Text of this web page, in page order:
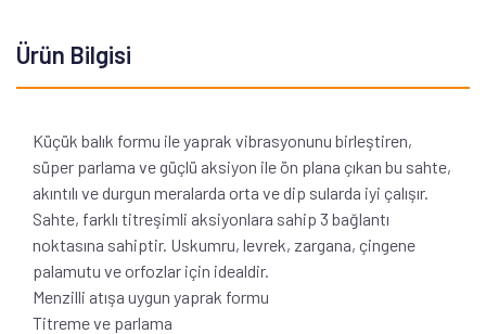
Ürün Bilgisi
Küçük balık formu ile yaprak vibrasyonunu birleştiren,
süper parlama ve güçlü aksiyon ile ön plana çıkan bu sahte,
akıntılı ve durgun meralarda orta ve dip sularda iyi çalışır.
Sahte, farklı titreşimli aksiyonlara sahip 3 bağlantı
noktasına sahiptir. Uskumru, levrek, zargana, çingene
palamutu ve orfozlar için idealdir.
Menzilli atışa uygun yaprak formu
Titreme ve parlama